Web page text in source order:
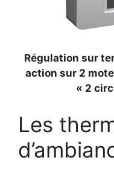
Régulation sur
action sur 2
« 2
Les